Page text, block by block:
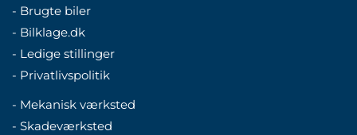
- Brugte biler
- Bilklage.dk
- Ledige stillinger
- Privatlivspolitik
- Mekanisk værksted
- Skadeværksted